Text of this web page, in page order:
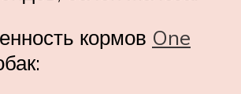
кормов One